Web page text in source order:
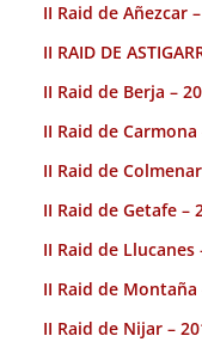
II Raid de Añezcar
II RAID DE
II Raid de Berja –
II Raid de Carmona
II Raid de
II Raid de Getafe –
II Raid de Llucanes
II Raid de Montaña
II Raid de Nijar –